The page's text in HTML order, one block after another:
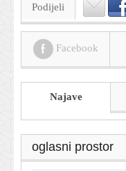
Podijeli
Facebook
Najave
oglasni prostor